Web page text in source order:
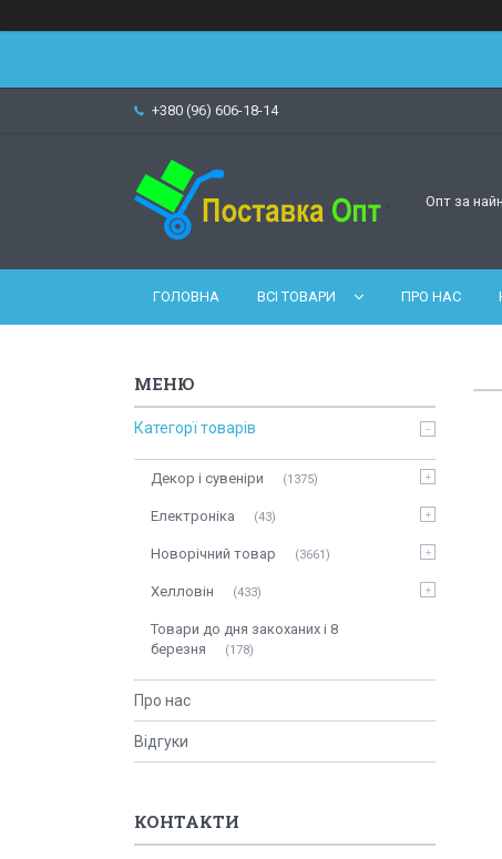
+380 (96) 606-18-14
Опт за
ГОЛОВНА ВСІ ТОВАРИ ПРО НАС
Категорї товарів
Декор і сувеніри 1375
Електроніка 43
Новорічний товар 3661
Хелловін 433
Товари до дня закоханих і 8
березня
178
Про нас
Відгуки
КОНТАКТИ